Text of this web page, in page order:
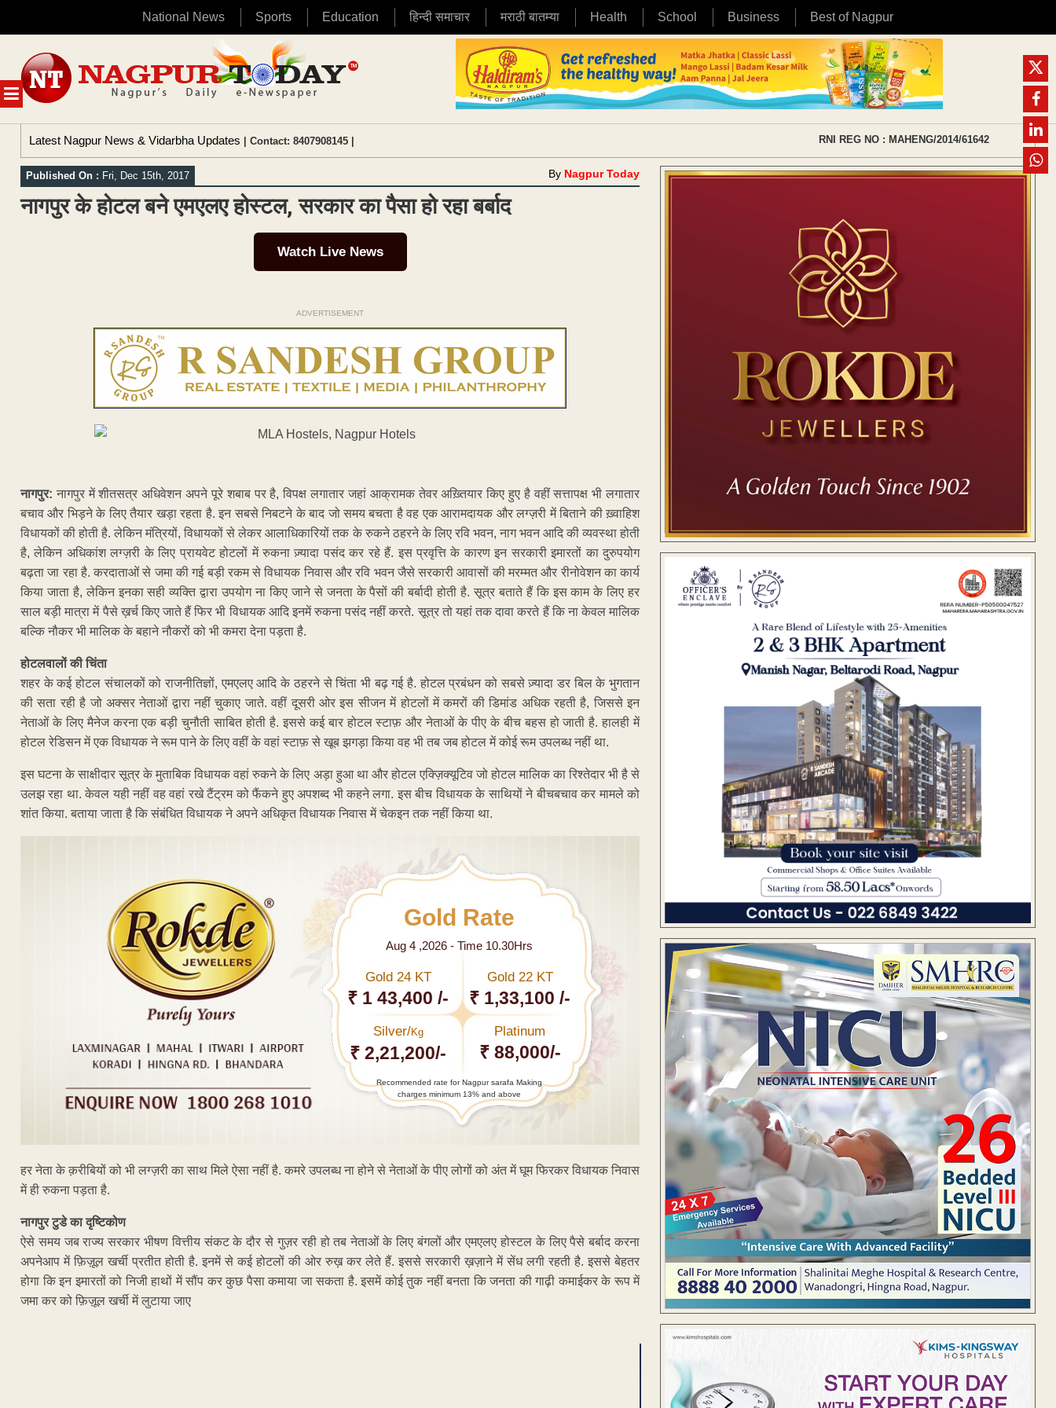
National News Sports Education हिन्दी समाचार मराठी बातम्या Health School Business Best of Nagpur
MENU
content
Latest Nagpur News & Vidarbha Updates | Contact: 8407908145 | RNI REG NO : MAHENG/2014/61642
Published On : Fri, Dec 15th, 2017 By Nagpur Today
नागपुर के होटल बने एमएलए होस्टल, सरकार का पैसा हो रहा बर्बाद
Watch Live News
ADVERTISEMENT
नागपुर: नागपुर में शीतसत्र अधिवेशन अपने पूरे शबाब पर है, विपक्ष लगातार जहां आक्रामक तेवर अख़्तियार किए हुए है वहीं सत्तापक्ष भी लगातार
बचाव और भिड़ने के लिए तैयार खड़ा रहता है. इन सबसे निबटने के बाद जो समय बचता है वह एक आरामदायक और लग्ज़री में बिताने की ख़्वाहिश
विधायकों की होती है. लेकिन मंत्रियों, विधायकों से लेकर आलाधिकारियों तक के रुकने ठहरने के लिए रवि भवन, नाग भवन आदि की व्यवस्था होती
है, लेकिन अधिकांश लग्ज़री के लिए प्रायवेट होटलों में रुकना ज़्यादा पसंद कर रहे हैं. इस प्रवृत्ति के कारण इन सरकारी इमारतों का दुरुपयोग
बढ़ता जा रहा है. करदाताओं से जमा की गई बड़ी रकम से विधायक निवास और रवि भवन जैसे सरकारी आवासों की मरम्मत और रीनोवेशन का कार्य
किया जाता है, लेकिन इनका सही व्यक्ति द्वारा उपयोग ना किए जाने से जनता के पैसों की बर्बादी होती है. सूत्र बताते हैं कि इस काम के लिए हर
साल बड़ी मात्रा में पैसे ख़र्च किए जाते हैं फिर भी विधायक आदि इनमें रुकना पसंद नहीं करते. सूत्र तो यहां तक दावा करते हैं कि ना केवल मालिक
बल्कि नौकर भी मालिक के बहाने नौकरों को भी कमरा देना पड़ता है.
होटलवालों की चिंता
शहर के कई होटल संचालकों को राजनीतिज्ञों, एमएलए आदि के ठहरने से चिंता भी बढ़ गई है. होटल प्रबंधन को सबसे ज़्यादा डर बिल के भुगतान
की सता रही है जो अक्सर नेताओं द्वारा नहीं चुकाए जाते. वहीं दूसरी ओर इस सीजन में होटलों में कमरों की डिमांड अधिक रहती है, जिससे इन
नेताओं के लिए मैनेज करना एक बड़ी चुनौती साबित होती है. इससे कई बार होटल स्टाफ़ और नेताओं के पीए के बीच बहस हो जाती है. हालही में
होटल रेडिसन में एक विधायक ने रूम पाने के लिए वहीं के वहां स्टाफ़ से खूब झगड़ा किया वह भी तब जब होटल में कोई रूम उपलब्ध नहीं था.
इस घटना के साक्षीदार सूत्र के मुताबिक विधायक वहां रुकने के लिए अड़ा हुआ था और होटल एक्ज़िक्यूटिव जो होटल मालिक का रिश्तेदार भी है से
उलझ रहा था. केवल यही नहीं वह वहां रखे टैंट्रम को फैंकने हुए अपशब्द भी कहने लगा. इस बीच विधायक के साथियों ने बीचबचाव कर मामले को
शांत किया. बताया जाता है कि संबंधित विधायक ने अपने अधिकृत विधायक निवास में चेकइन तक नहीं किया था.
Gold Rate
Aug 4 ,2026 - Time 10.30Hrs
Gold 24 KT
₹ 1 43,400 /-
Gold 22 KT
₹ 1,33,100 /-
Silver/Kg
₹ 2,21,200/-
Platinum
₹ 88,000/-
Recommended rate for Nagpur sarafa Making
charges minimum 13% and above
हर नेता के क़रीबियों को भी लग्ज़री का साथ मिले ऐसा नहीं है. कमरे उपलब्ध ना होने से नेताओं के पीए लोगों को अंत में घूम फिरकर विधायक निवास
में ही रुकना पड़ता है.
नागपुर टुडे का दृष्टिकोण
ऐसे समय जब राज्य सरकार भीषण वित्तीय संकट के दौर से गुज़र रही हो तब नेताओं के लिए बंगलों और एमएलए होस्टल के लिए पैसे बर्बाद करना
अपनेआप में फ़िज़ूल खर्ची प्रतीत होती है. इनमें से कई होटलों की ओर रुख़ कर लेते हैं. इससे सरकारी ख़ज़ाने में सेंध लगी रहती है. इससे बेहतर
होगा कि इन इमारतों को निजी हाथों में सौंप कर कुछ पैसा कमाया जा सकता है. इसमें कोई तुक नहीं बनता कि जनता की गाढ़ी कमाईकर के रूप में
जमा कर को फ़िज़ूल खर्ची में लुटाया जाए